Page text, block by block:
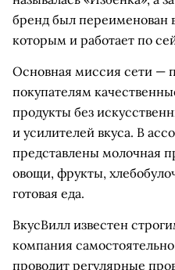
бренд был переименован
которым и работает по
Основная миссия сети —
покупателям
продукты без
и усилителей вкуса. В
представлены молочная
овощи, фрукты,
готовая еда.
ВкусВилл известен
компания
проводит регулярные